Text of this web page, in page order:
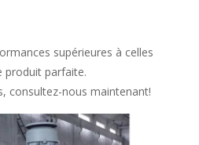
supérieures à celles
produit parfaite.
consultez-nous maintenant!